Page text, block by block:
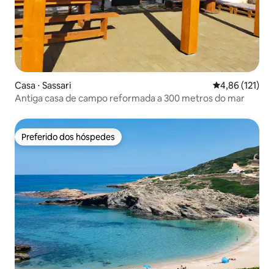
Casa ⋅ Sassari 4,86 de uma
4,86 (121)
Antiga casa de campo reformada a 300 metros do mar
Preferido dos hóspedes
Preferido dos hóspedes